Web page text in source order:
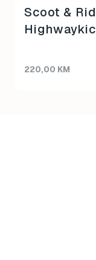
Scoot &
220,00 KM